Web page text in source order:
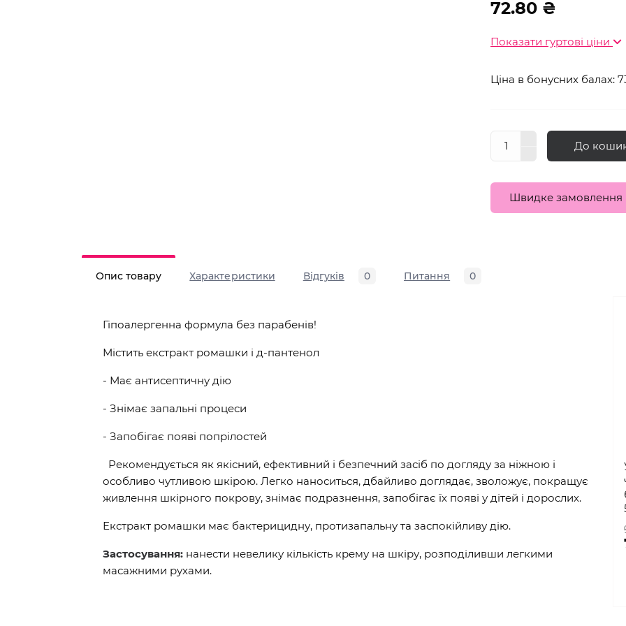
72.80 ₴
Показати гуртові ціни
Ціна в бонусних балах:
До
Швидке замовлення
Опис товару Характеристики Відгуків 0 Питання 0
Гіпоалергенна формула без парабенів!
Містить екстракт ромашки і д-пантенол
- Має антисептичну дію
- Знімає запальні процеси
- Запобігає появі попрілостей
Рекомендується як якісний, ефективний і безпечний засіб по догляду за ніжною і
особливо чутливою шкірою. Легко наноситься, дбайливо доглядає, зволожує, покращує
живлення шкірного покрову, знімає подразнення, запобігає їх появі у дітей і дорослих.
Екстракт ромашки має бактерицидну, протизапальну та заспокійливу дію.
Застосування: нанести невелику кількість крему на шкіру, розподіливши легкими
масажними рухами.